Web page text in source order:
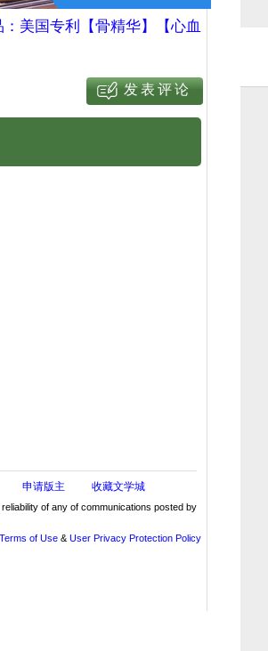
美国专利【骨精华】【心血
申请版主 收藏文学城
of any of communications posted by
Terms of Use & User Privacy Protection Policy